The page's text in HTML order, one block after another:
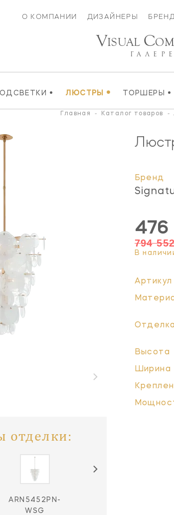
О КОМПАНИИ ДИЗАЙНЕРЫ
• ЛЮСТРЫ • ТОРШЕРЫ •
VISUAL C
Главная - Каталог товаров -
отделки:
ARN5452PN-
WSG
Бренд
476
794
В
Артикул
Отделка
Высота
Ширина